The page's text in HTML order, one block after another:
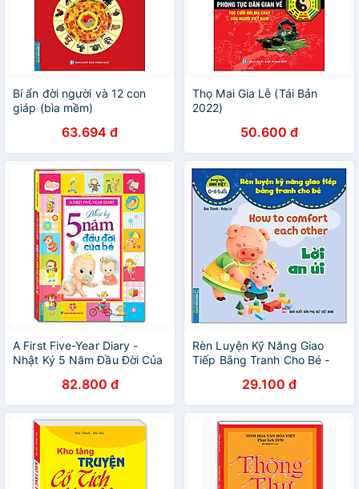
Bí ẩn đời người và 12 con
giáp (bìa mềm)
63.694 đ
Thọ Mai Gia Lễ (Tái Bản
2022)
50.600 đ
A First Five-Year Diary -
Nhật Ký 5 Năm Đầu Đời Của
82.800 đ
Rèn Luyện Kỹ Năng Giao
Tiếp Bằng Tranh Cho Bé -
29.100 đ